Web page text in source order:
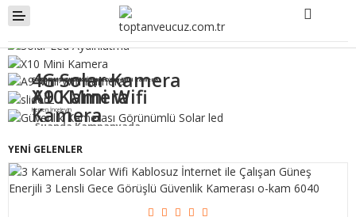
4G Solar Kamera
Hemen İnceleyin
En Küçük Uzaktan İzlenebilen Mini Kamera
X10 Mini Wifi
Kamera
Hemen İnceleyin
En Çok Mini Wifi Kamera
A9 Kamera
-Şuanda Kampanyada
Gece Görüşlü, Video0 Uygulamalı,
Uzaktan Canlı İzleme
Güneş Enerjili 3 modlu Uzaktan Kumandalı
YENI GELENLER